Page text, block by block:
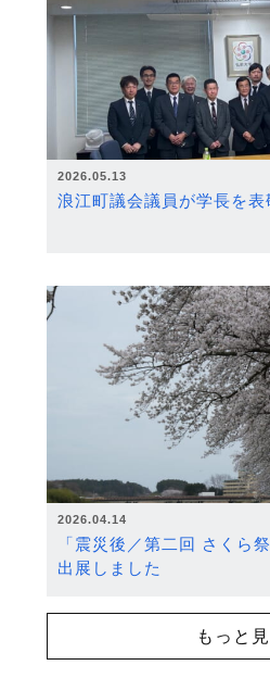
2026.05.13
浪江町議会議員が学長を表
2026.04.14
「震災後／第二回 さくら
出展しました
もっと